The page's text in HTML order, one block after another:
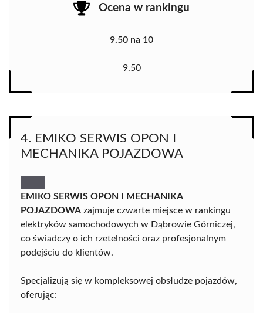
Ocena w rankingu
9.50 na 10
9.50
4. EMIKO SERWIS OPON I
MECHANIKA POJAZDOWA
EMIKO SERWIS OPON I MECHANIKA
POJAZDOWA zajmuje czwarte miejsce w rankingu
elektryków samochodowych w Dąbrowie Górniczej,
co świadczy o ich rzetelności oraz profesjonalnym
podejściu do klientów.
Specjalizują się w kompleksowej obsłudze pojazdów,
oferując: